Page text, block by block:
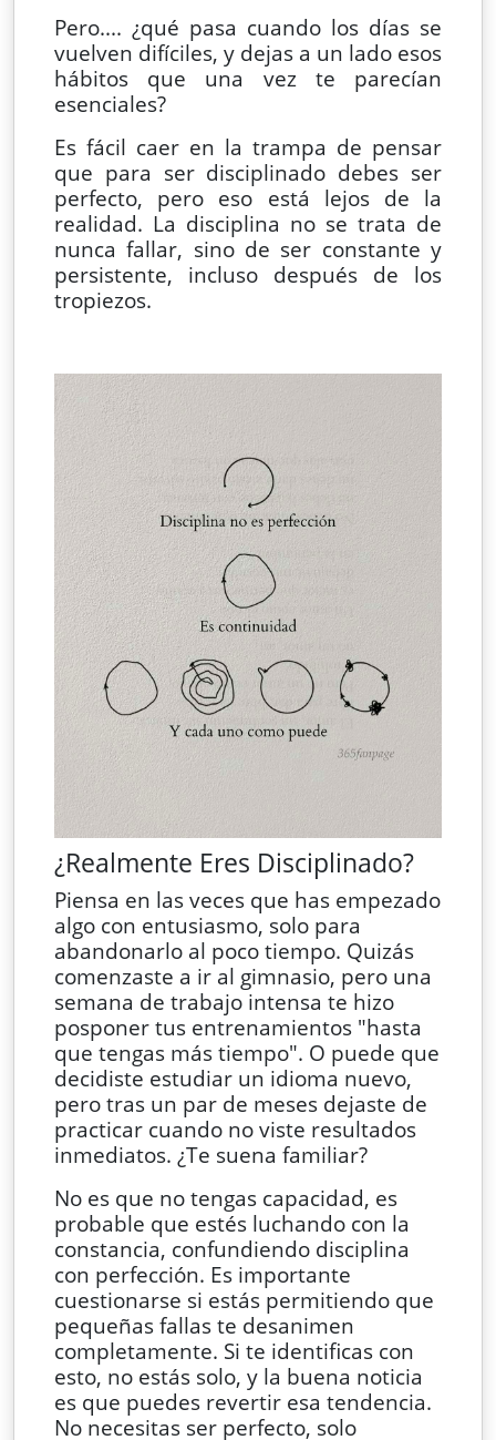
Pero.... ¿qué pasa cuando los días se
vuelven difíciles, y dejas a un lado esos
hábitos que una vez te parecían
esenciales?
Es fácil caer en la trampa de pensar
que para ser disciplinado debes ser
perfecto, pero eso está lejos de la
realidad. La disciplina no se trata de
nunca fallar, sino de ser constante y
persistente, incluso después de los
tropiezos.
¿Realmente Eres Disciplinado?
Piensa en las veces que has empezado
algo con entusiasmo, solo para
abandonarlo al poco tiempo. Quizás
comenzaste a ir al gimnasio, pero una
semana de trabajo intensa te hizo
posponer tus entrenamientos "hasta
que tengas más tiempo". O puede que
decidiste estudiar un idioma nuevo,
pero tras un par de meses dejaste de
practicar cuando no viste resultados
inmediatos. ¿Te suena familiar?
No es que no tengas capacidad, es
probable que estés luchando con la
constancia, confundiendo disciplina
con perfección. Es importante
cuestionarse si estás permitiendo que
pequeñas fallas te desanimen
completamente. Si te identificas con
esto, no estás solo, y la buena noticia
es que puedes revertir esa tendencia.
No necesitas ser perfecto, solo